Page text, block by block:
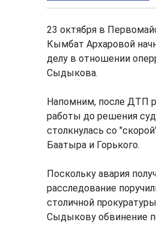
23 октября в
Кымбат Архаровой
делу в отношении
Сыдыкова.
Напомним, после ДТП
работы до решения
столкнулась со
Баатыра и Горького.
Поскольку авария
расследование
столичной
Сыдыкову обвинение